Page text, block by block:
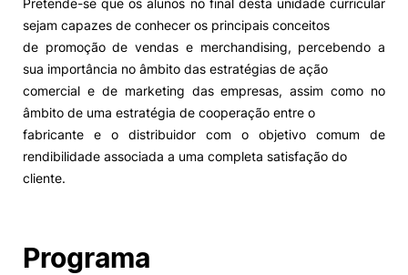
Alumni
Projetos PRR
Magazine
Eventos
Pretende-se que os alunos no final desta unidade curricular
sejam capazes de conhecer os principais conceitos
de promoção de vendas e merchandising, percebendo a
sua importância no âmbito das estratégias de ação
comercial e de marketing das empresas, assim como no
âmbito de uma estratégia de cooperação entre o
fabricante e o distribuidor com o objetivo comum de
rendibilidade associada a uma completa satisfação do
cliente.
Programa